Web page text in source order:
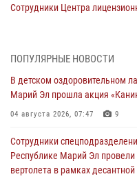
Сотрудники Центра
04 августа 2026, 06:46
В Йошкар-Оле для
антикоррупционной тематике
04 августа 2026, 06:06 2
Генерал-полковник Юрий
молодёжном
03 августа 2026, 07:46
ПОПУЛЯРНЫЕ НОВОСТИ
В детском оздоровительном
Марий Эл прошла акция
04 августа 2026, 07:47 9
Сотрудники
Республике Марий Эл
вертолета в рамках